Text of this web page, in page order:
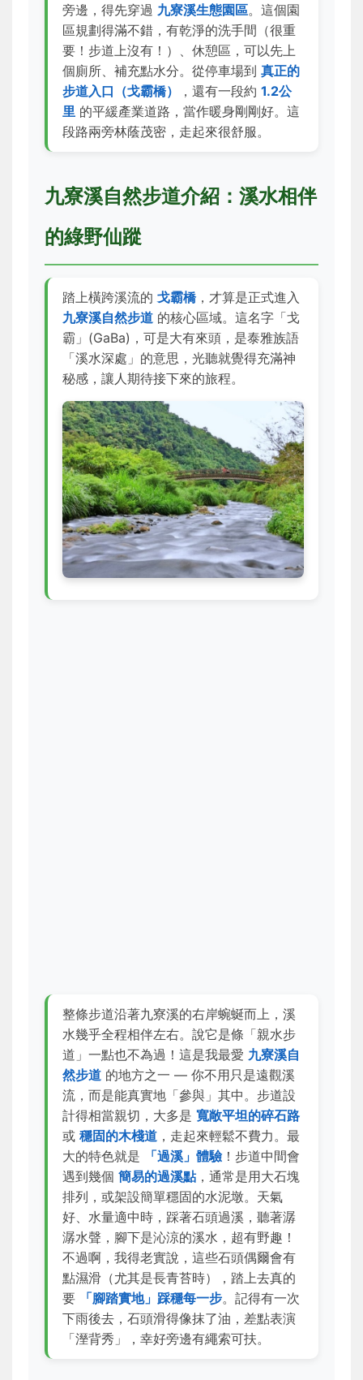
旁邊，得先穿過 九寮溪生態園區。這個園
區規劃得滿不錯，有乾淨的洗手間（很重
要！步道上沒有！）、休憩區，可以先上
個廁所、補充點水分。從停車場到 真正的
步道入口（戈霸橋）
，還有一段約 1.2公
里 的平緩產業道路，當作暖身剛剛好。這
段路兩旁林蔭茂密，走起來很舒服。
九寮溪自然步道介紹：溪水相伴
的綠野仙蹤
踏上橫跨溪流的戈霸橋，才算是正式進入
九寮溪自然步道 的核心區域。這名字「戈
霸」(GaBa)，可是大有來頭，是泰雅族語
「溪水深處」的意思，光聽就覺得充滿神
秘感，讓人期待接下來的旅程。
整條步道沿著九寮溪的右岸蜿蜒而上，溪
水幾乎全程相伴左右。說它是條「親水步
道」一點也不為過！這是我最愛 九寮溪自
然步道 的地方之一 — 你不用只是遠觀溪
流，而是能真實地「參與」其中。步道設
計得相當親切，大多是 寬敞平坦的碎石路
或 穩固的木棧道 ，走起來輕鬆不費力。最
大的特色就是
「過溪」體驗！步道中間會
遇到幾個 簡易的過溪點，通常是用大石塊
排列，或架設簡單穩固的水泥墩。天氣
好、水量適中時，踩著石頭過溪，聽著潺
潺水聲，腳下是沁涼的溪水，超有野趣！
不過啊，我得老實說，這些石頭偶爾會有
點濕滑（尤其是長青苔時），踏上去真的
要
「腳踏實地」踩穩每一步。記得有一次
下雨後去，石頭滑得像抹了油，差點表演
「溼背秀」，幸好旁邊有繩索可扶。